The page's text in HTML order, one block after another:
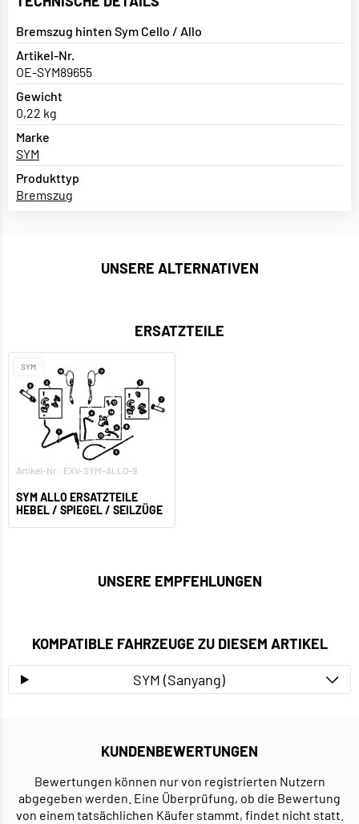
Bremszug hinten Sym Cello / Allo
Artikel-Nr.
OE-SYM89655
Gewicht
0,22 kg
Marke
SYM
Produkttyp
Bremszug
UNSERE ALTERNATIVEN
ERSATZTEILE
SYM
Artikel-Nr.: EXV-SYM-ALLO-9
SYM ALLO ERSATZTEILE
HEBEL / SPIEGEL / SEILZÜGE
UNSERE EMPFEHLUNGEN
KOMPATIBLE FAHRZEUGE ZU DIESEM ARTIKEL
SYM (Sanyang)
KUNDENBEWERTUNGEN
Bewertungen können nur von registrierten Nutzern
abgegeben werden. Eine Überprüfung, ob die Bewertung
von einem tatsächlichen Käufer stammt, findet nicht statt.